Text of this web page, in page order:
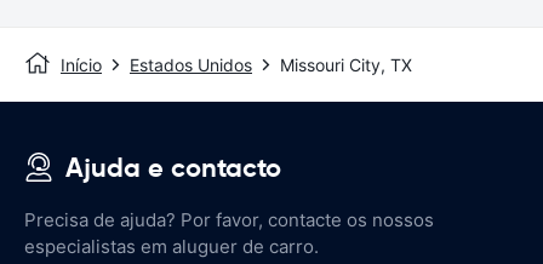
Início Estados Unidos Missouri City, TX
Ajuda e contacto
Precisa de ajuda? Por favor, contacte os nossos
especialistas em aluguer de carro.